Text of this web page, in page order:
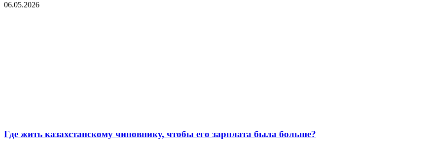
06.05.2026
Где жить казахстанскому чиновнику, чтобы его зарплата была больше?